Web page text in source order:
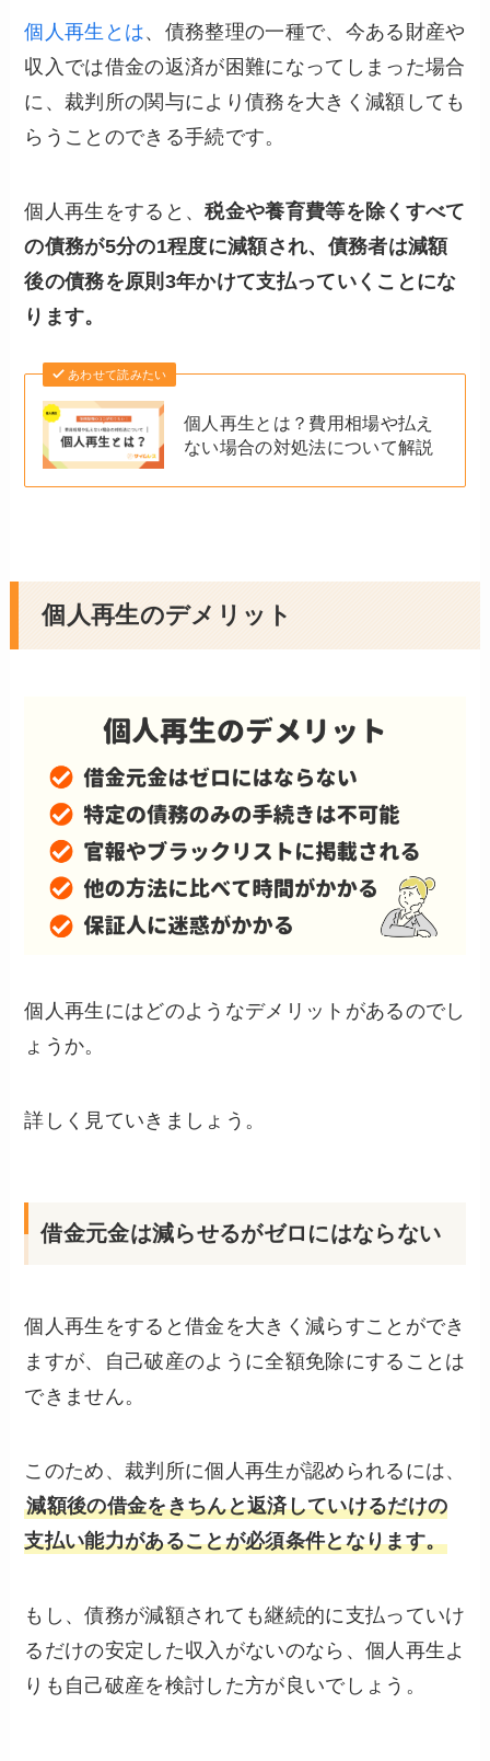
個人再生とは、債務整理の一種で、今ある財産や
収入では借金の返済が困難になってしまった場合
に、裁判所の関与により債務を大きく減額しても
らうことのできる手続です。
個人再生をすると、税金や養育費等を除くすべて
の債務が5分の1程度に減額され、債務者は減額
後の債務を原則3年かけて支払っていくことにな
ります。
あわせて読みたい
個人再生とは？費用相場や払え
ない場合の対処法について解説
個人再生のデメリット
個人再生にはどのようなデメリットがあるのでし
ょうか。
詳しく見ていきましょう。
借金元金は減らせるがゼロにはならない
個人再生をすると借金を大きく減らすことができ
ますが、自己破産のように全額免除にすることは
できません。
このため、裁判所に個人再生が認められるには、
減額後の借金をきちんと返済していけるだけの
支払い能力があることが必須条件となります。
もし、債務が減額されても継続的に支払っていけ
るだけの安定した収入がないのなら、個人再生よ
りも自己破産を検討した方が良いでしょう。